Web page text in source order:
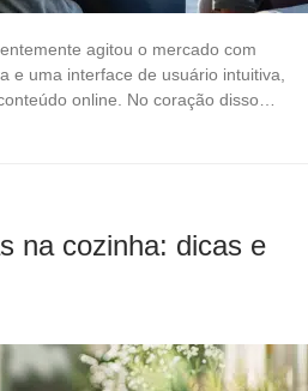
agitou o mercado com
e uma interface de usuário intuitiva,
online. No coração disso…
na cozinha: dicas e